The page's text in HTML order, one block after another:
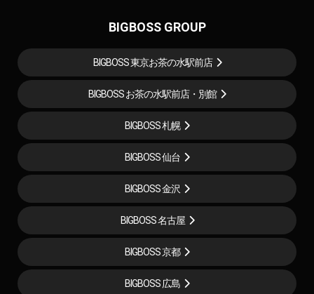
BIGBOSS GROUP
BIGBOSS 東京お茶の水駅前店
BIGBOSS お茶の水駅前店・別館
BIGBOSS 札幌
BIGBOSS 仙台
BIGBOSS 金沢
BIGBOSS 名古屋
BIGBOSS 京都
BIGBOSS 広島